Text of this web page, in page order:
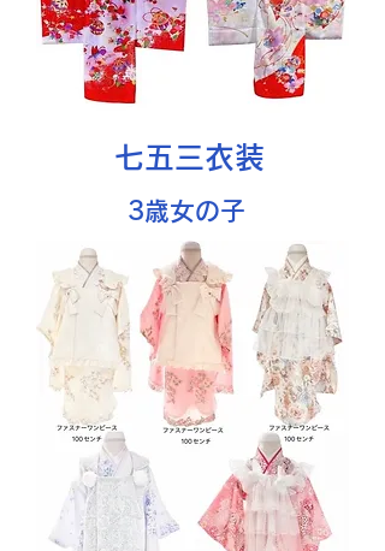
​七五三衣装
​3歳女の子